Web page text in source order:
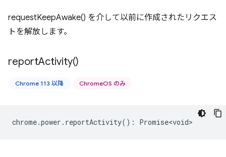
requestKeepAwake() を介して以前に作成されたリクエス
トを解放します。
reportActivity()
Chrome 113 以降 ChromeOS のみ
chrome.power . reportActivity() : Promise<void>